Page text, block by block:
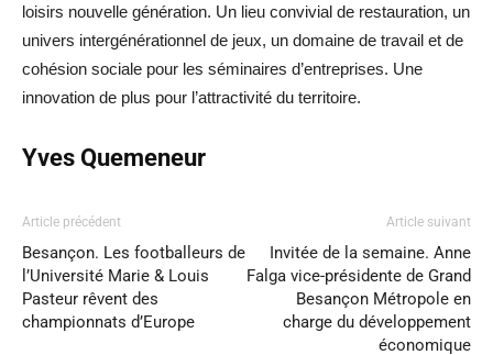
loisirs nouvelle génération. Un lieu convivial de restauration, un
univers intergénérationnel de jeux, un domaine de travail et de
cohésion sociale pour les séminaires d’entreprises. Une
innovation de plus pour l’attractivité du territoire.
Yves Quemeneur
Article précédent
Besançon. Les footballeurs de
l’Université Marie & Louis
Pasteur rêvent des
championnats d’Europe
Article suivant
Invitée de la semaine. Anne
Falga vice-présidente de Grand
Besançon Métropole en
charge du développement
économique